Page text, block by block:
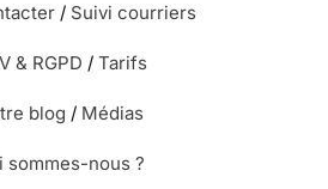
/ Suivi courriers
& RGPD / Tarifs
blog / Médias
sommes-nous ?